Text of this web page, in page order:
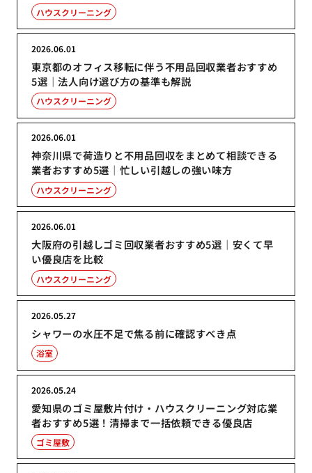
ハウスクリーニング
東京都のオフィス移転に伴う不用品回収業者おすすめ
5選｜法人向け選び方の基準も解説
2026.06.01
ハウスクリーニング
神奈川県で荷造りと不用品回収をまとめて相談できる
業者おすすめ5選｜忙しい引越しの強い味方
2026.06.01
ハウスクリーニング
大阪府の引越しゴミ回収業者おすすめ5選｜安くて早
い優良店を比較
2026.06.01
ハウスクリーニング
シャワーの水圧不足で焦る前に確認すべき点
2026.05.27
浴室
愛知県のゴミ屋敷片付け・ハウスクリーニング対応業
者おすすめ5選！清掃まで一括依頼できる優良店
2026.05.24
ゴミ屋敷